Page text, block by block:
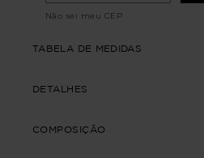
Não sei meu CEP
TABELA DE MEDIDAS
DETALHES
COMPOSIÇÃO